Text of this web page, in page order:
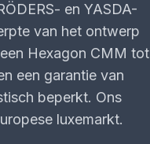
en YASDA-
van het ontwerp
Hexagon CMM tot
een garantie van
beperkt. Ons
luxemarkt.